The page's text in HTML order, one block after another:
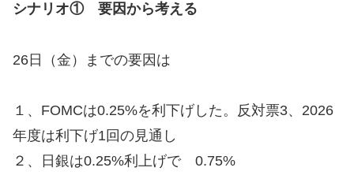
シナリオ① 要因から考える
26日（金）までの要因は
１、FOMCは0.25%を利下げした。反対票3、2026
年度は利下げ1回の見通し
２、日銀は0.25%利上げで 0.75%